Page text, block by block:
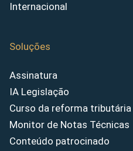
Internacional
Soluções
Assinatura
IA Legislação
Curso da reforma tributária
Monitor de Notas Técnicas
Conteúdo patrocinado